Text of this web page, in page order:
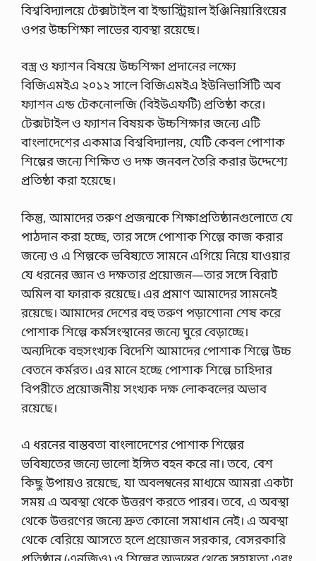
বিশ্ববিদ্যালয়ে টেক্সটাইল বা ইন্ডাস্ট্রিয়াল ইঞ্জিনিয়ারিংয়ের
ওপর উচ্চশিক্ষা লাভের ব্যবস্থা রয়েছে।
বস্ত্র ও ফ্যাশন বিষয়ে উচ্চশিক্ষা প্রদানের লক্ষ্যে
বিজিএমইএ ২০১২ সালে বিজিএমইএ ইউনিভার্সিটি অব
ফ্যাশন এন্ড টেকনোলজি (বিইউএফটি) প্রতিষ্ঠা করে।
টেক্সটাইল ও ফ্যাশন বিষয়ক উচ্চশিক্ষার জন্যে এটি
বাংলাদেশের একমাত্র বিশ্ববিদ্যালয়, যেটি কেবল পোশাক
শিল্পের জন্যে শিক্ষিত ও দক্ষ জনবল তৈরি করার উদ্দেশ্যে
প্রতিষ্ঠা করা হয়েছে।
কিন্তু, আমাদের তরুণ প্রজন্মকে শিক্ষাপ্রতিষ্ঠানগুলোতে যে
পাঠদান করা হচ্ছে, তার সঙ্গে পোশাক শিল্পে কাজ করার
জন্যে ও এ শিল্পকে ভবিষ্যতে সামনে এগিয়ে নিয়ে যাওয়ার
যে ধরনের জ্ঞান ও দক্ষতার প্রয়োজন—তার সঙ্গে বিরাট
অমিল বা ফারাক রয়েছে। এর প্রমাণ আমাদের সামনেই
রয়েছে। আমাদের দেশের বহু তরুণ পড়াশোনা শেষ করে
পোশাক শিল্পে কর্মসংস্থানের জন্যে ঘুরে বেড়াচ্ছে।
অন্যদিকে বহুসংখ্যক বিদেশি আমাদের পোশাক শিল্পে উচ্চ
বেতনে কর্মরত। এর মানে হচ্ছে পোশাক শিল্পে চাহিদার
বিপরীতে প্রয়োজনীয় সংখ্যক দক্ষ লোকবলের অভাব
রয়েছে।
এ ধরনের বাস্তবতা বাংলাদেশের পোশাক শিল্পের
ভবিষ্যতের জন্যে ভালো ইঙ্গিত বহন করে না। তবে, বেশ
কিছু উপায়ও রয়েছে, যা অবলম্বনের মাধ্যমে আমরা একটা
সময় এ অবস্থা থেকে উত্তরণ করতে পারব। তবে, এ অবস্থা
থেকে উত্তরণের জন্যে দ্রুত কোনো সমাধান নেই। এ অবস্থা
থেকে বেরিয়ে আসতে হলে প্রয়োজন সরকার, বেসরকারি